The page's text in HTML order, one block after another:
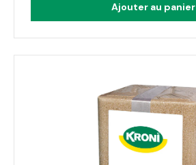
Ajouter au panier